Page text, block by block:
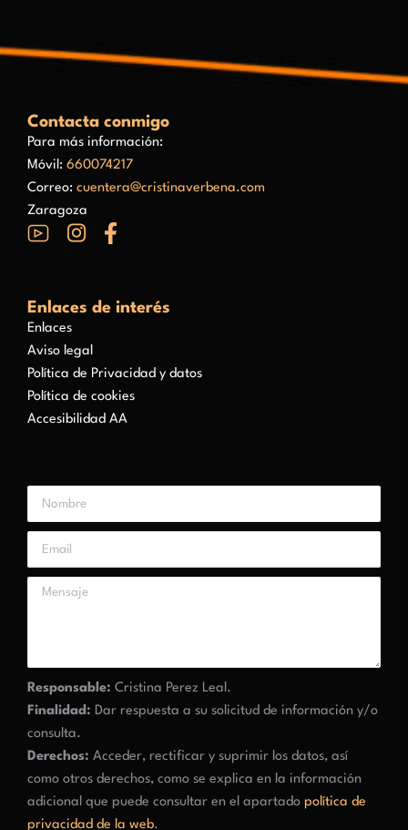
Contacta conmigo
Para más información:
Móvil: 660074217
Correo: cuentera@cristinaverbena.com
Zaragoza
Enlaces de interés
Enlaces
Aviso legal
Política de Privacidad y datos
Política de cookies
Accesibilidad AA
Responsable: Cristina Perez Leal.
Finalidad: Dar respuesta a su solicitud de información y/o
consulta.
Derechos: Acceder, rectificar y suprimir los datos, así
como otros derechos, como se explica en la información
adicional que puede consultar en el apartado política de
privacidad de la web.